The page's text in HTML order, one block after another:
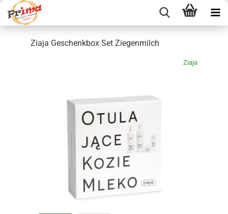
Ziaja Geschenkbox Set Ziegenmilch
Ziaja